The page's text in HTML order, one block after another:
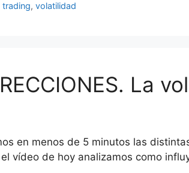
trading,volatilidad
La
en menos de 5 minutos las
vídeo de hoy analizamos como